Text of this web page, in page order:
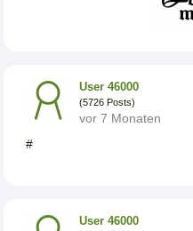
User 46000
(5726 Posts)
vor 7 Monaten
#
User 46000